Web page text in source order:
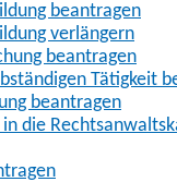
beantragen
verlängern
beantragen
Tätigkeit
beantragen
die